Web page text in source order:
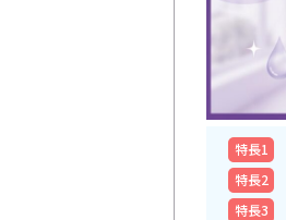
特⻑1
特⻑2
特⻑3